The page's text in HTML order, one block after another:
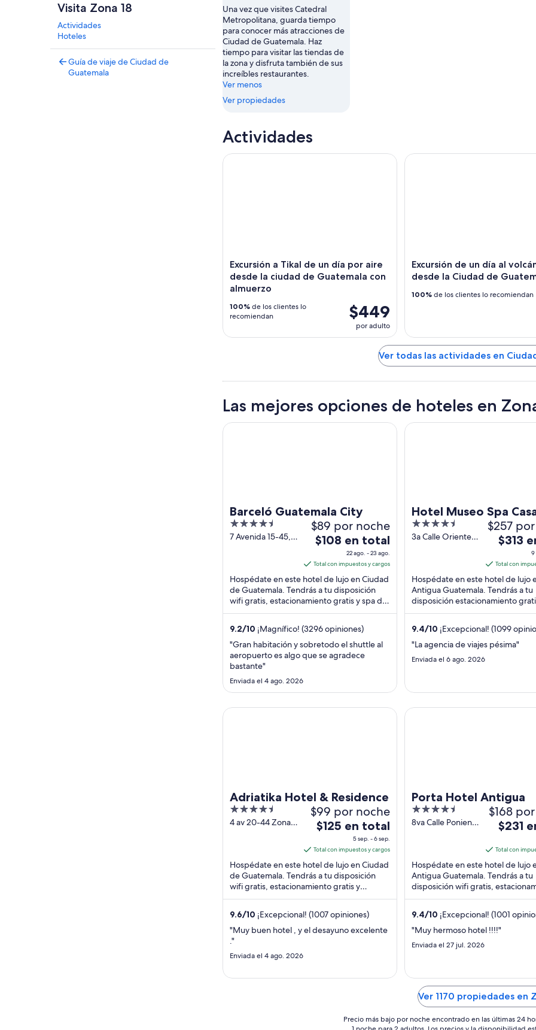
Visita Zona 18
Actividades
Hoteles
Guía de viaje de Ciudad de
Guatemala
Una vez que visites Catedral
Metropolitana, guarda tiempo
para conocer más atracciones de
Ciudad de Guatemala. Haz
tiempo para visitar las tiendas de
la zona y disfruta también de sus
increíbles restaurantes.
Ver menos
Ver propiedades
Actividades
Excursión a Tikal de un día por aire
desde la ciudad de Guatemala con
almuerzo
$449
por adulto
100% de los clientes lo
recomiendan
Excursión a Tikal de un día por aire desde la ciudad de Guatemala con
Excursión de un día al
desde la Ciudad de
100% de los clientes lo recomiendan
Excursión de un día al volcán
Ver todas las actividades en
Las mejores opciones de hoteles en
Barceló Guatemala City
4.5
out
7 Avenida 15-45,
$89 por noche
El
es
de
$108
en
total
por
noche
del
al
$108 en total
22 ago. - 23 ago.
Total con impuestos y cargos
Hospédate en este hotel de lujo en Ciudad
de Guatemala. Tendrás a tu disposición
wifi gratis, estacionamiento gratis y spa de
servicio completo. Nuestros huéspedes ...
9.2/10 ¡Magnífico! (3296 opiniones)
"Gran habitación y sobretodo el shuttle al
aeropuerto es algo que se agradece
bastante"
Enviada el 4 ago. 2026
Barceló Guatemala City
Hotel Museo Spa
Santo Domingo
4.5
out
3a Calle Oriente
$257
El
es
de
$313
en
total
por
noche
al
$313
9
Total con
Hospédate en este hotel de lujo
Antigua Guatemala. Tendrás a tu
disposición estacionamiento
servicio completo y 2
9.4/10 ¡Excepcional! (1099
"La agencia de viajes pésima"
Enviada el 6 ago. 2026
Hotel Museo Spa Casa Santo
Adriatika Hotel & Residence
4.5
out
4 av 20-44 Zona
$99 por noche
El
es
de
$125
en
total
por
noche
del
al
$125 en total
5 sep. - 6 sep.
Total con impuestos y cargos
Hospédate en este hotel de lujo en Ciudad
de Guatemala. Tendrás a tu disposición
wifi gratis, estacionamiento gratis y
desayuno. Nuestros huéspedes destacan
9.6/10 ¡Excepcional! (1007 opiniones)
"Muy buen hotel , y el desayuno excelente
."
Enviada el 4 ago. 2026
Adriatika Hotel & Residence
Porta Hotel Antigua
4.5
out
8va Calle Poniente
$168
El
es
de
$231
en
total
por
noche
al
2
sep
$231
Total con
Hospédate en este hotel de lujo
Antigua Guatemala. Tendrás a tu
disposición wifi gratis,
gratis y spa de servicio
9.4/10 ¡Excepcional! (1001
"Muy hermoso hotel !!!!"
Enviada el 27 jul. 2026
Porta Hotel Antigua
Ver 1170 propiedades en
Precio más bajo por noche encontrado en las últimas 24